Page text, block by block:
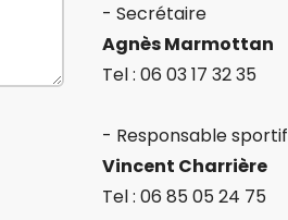
- Secrétaire
Agnès Marmottan
Tel : 06 03 17 32 35
- Responsable sportif
Vincent Charrière
Tel : 06 85 05 24 75